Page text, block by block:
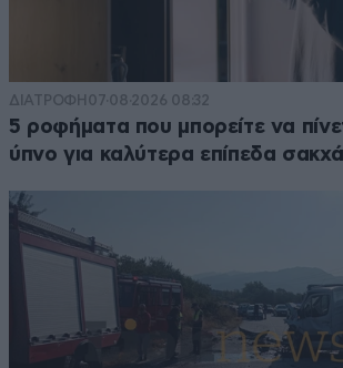
ΔΙΑΤΡΟΦΗ 07·08·2026 08:32
5 ροφήματα που μπορείτε να
ύπνο για καλύτερα επίπεδα